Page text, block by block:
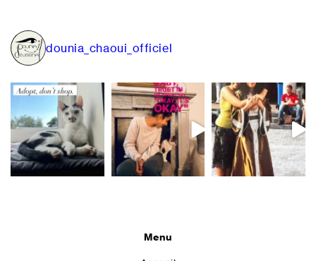
l’article
dounia_chaoui_officiel
Menu